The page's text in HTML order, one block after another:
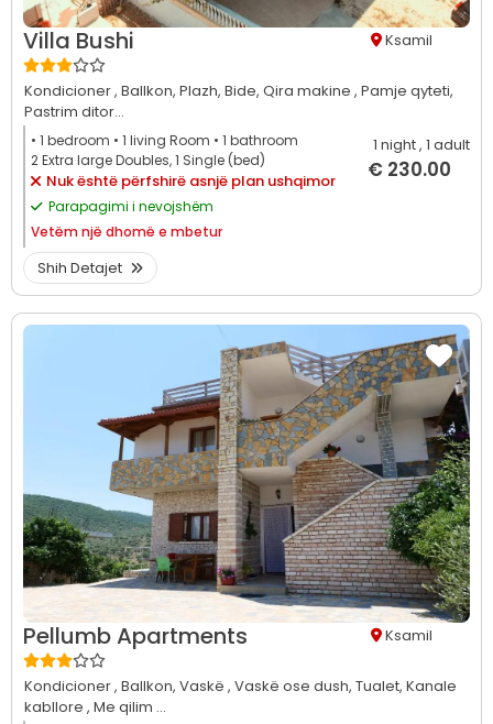
Villa Bushi Ksamil
Kondicioner , Ballkon, Plazh, Bide, Qira makine , Pamje qyteti,
Pastrim ditor...
• 1 bedroom • 1 living Room • 1 bathroom
2 Extra large Doubles, 1 Single (bed)
Nuk është përfshirë asnjë plan ushqimor
Parapagimi i nevojshëm
Vetëm një dhomë e mbetur
1 night, 1 adult
€ 230.00
Shih Detajet
Pellumb Apartments Ksamil
Kondicioner , Ballkon, Vaskë , Vaskë ose dush, Tualet, Kanale
kabllore , Me qilim ...